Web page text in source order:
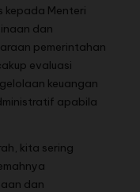
kepada Menteri
dan
pemerintahan
evaluasi
keuangan
apabila
kita sering
dan